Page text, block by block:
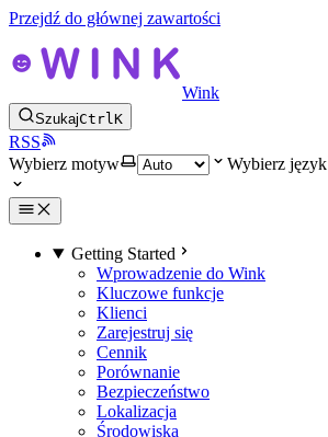
Przejdź do głównej zawartości
Wink
SzukajCtrlK
RSS
Wybierz motyw
Wybierz język
Getting Started
Wprowadzenie do Wink
Kluczowe funkcje
Klienci
Zarejestruj się
Cennik
Porównanie
Bezpieczeństwo
Lokalizacja
Środowiska